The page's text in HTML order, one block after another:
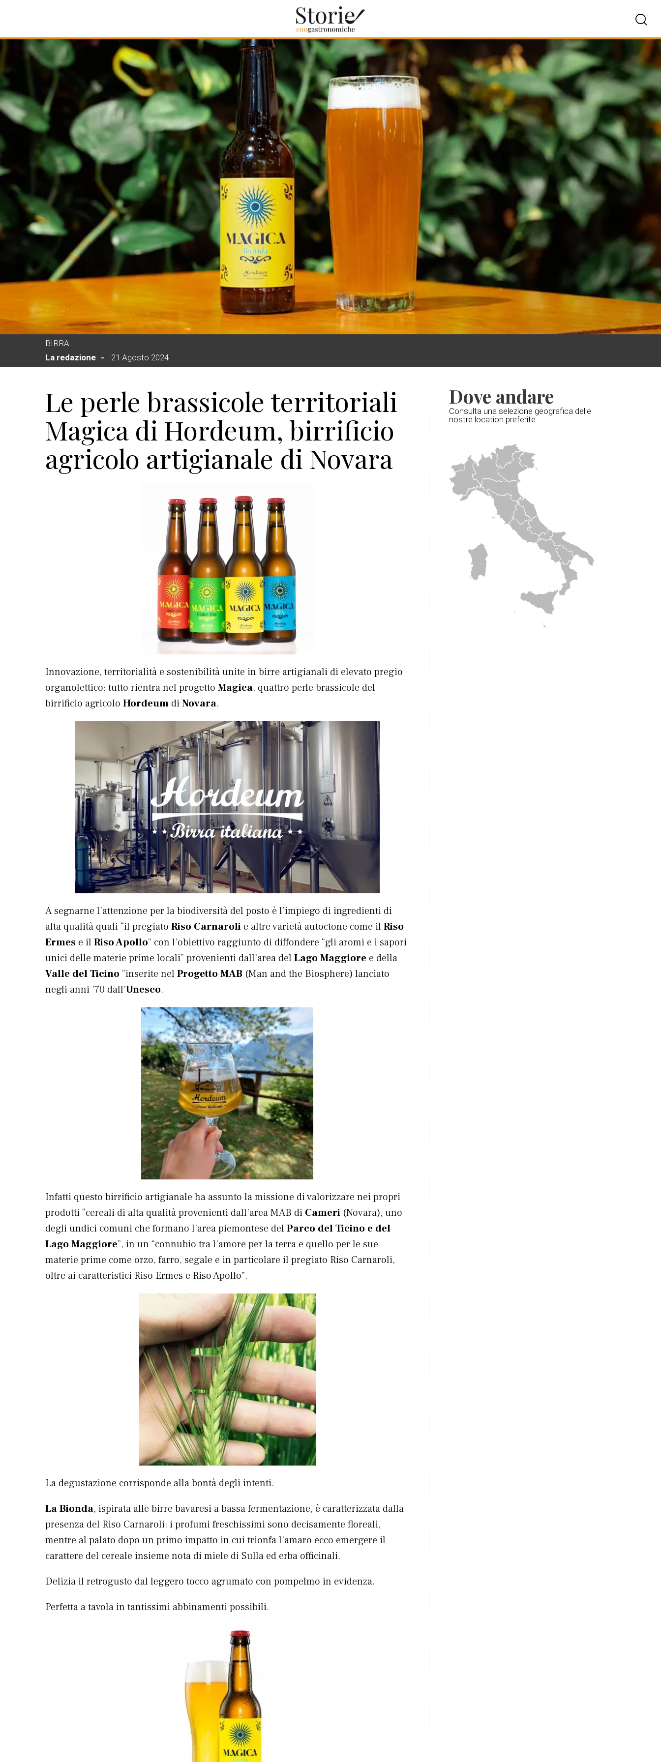
BIRRA
La redazione
21 Agosto 2024
Le perle brassicole territoriali
Magica di Hordeum, birrificio
agricolo artigianale di Novara
Innovazione, territorialità e sostenibilità unite in birre artigianali di elevato pregio
organolettico: tutto rientra nel progetto Magica, quattro perle brassicole del
birrificio agricolo Hordeum diNovara.
A segnarne l’attenzione per la biodiversità del posto è l’impiego di ingredienti di
alta qualità quali “il pregiato Riso Carnaroli e altre varietà autoctone come il Riso
Ermes e il Riso Apollo” con l’obiettivo raggiunto di diffondere “gli aromi e i sapori
unici delle materie prime locali” provenienti dall’area del Lago Maggiore e della
Valle del Ticino “inserite nel Progetto MAB (Man and the Biosphere) lanciato
negli anni ’70 dall’Unesco.
Infatti questo birrificio artigianale ha assunto la missione di valorizzare nei propri
prodotti “cereali di alta qualità provenienti dall’area MAB di Cameri (Novara), uno
degli undici comuni che formano l’area piemontese del Parco del Ticino e del
Lago Maggiore”, in un “connubio tra l’amore per la terra e quello per le sue
materie prime come orzo, farro, segale e in particolare il pregiato Riso Carnaroli,
oltre ai caratteristici Riso Ermes e Riso Apollo”.
La degustazione corrisponde alla bontà degli intenti.
La Bionda, ispirata alle birre bavaresi a bassa fermentazione, è caratterizzata dalla
presenza del Riso Carnaroli: i profumi freschissimi sono decisamente floreali,
mentre al palato dopo un primo impatto in cui trionfa l’amaro ecco emergere il
carattere del cereale insieme nota di miele di Sulla ed erba officinali.
Delizia il retrogusto dal leggero tocco agrumato con pompelmo in evidenza.
Perfetta a tavola in tantissimi abbinamenti possibili.
Dove andare
Consulta una selezione geografica delle
nostre location preferite.